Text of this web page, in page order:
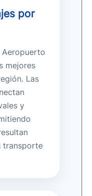
por
Aeropuerto
mejores
Las
y
transporte